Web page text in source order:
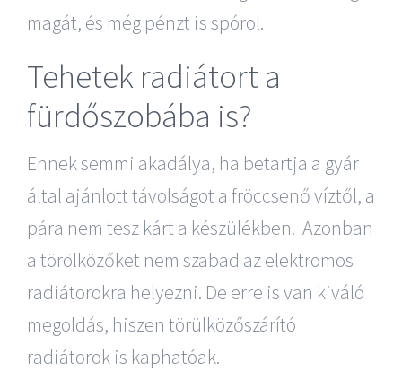
magát, és még pénzt is spórol.
Tehetek radiátort a
fürdőszobába is?
Ennek semmi akadálya, ha betartja a gyár
által ajánlott távolságot a fröccsenő víztől, a
pára nem tesz kárt a készülékben. Azonban
a törölközőket nem szabad az elektromos
radiátorokra helyezni. De erre is van kiváló
megoldás, hiszen törülközőszárító
radiátorok is kaphatóak.